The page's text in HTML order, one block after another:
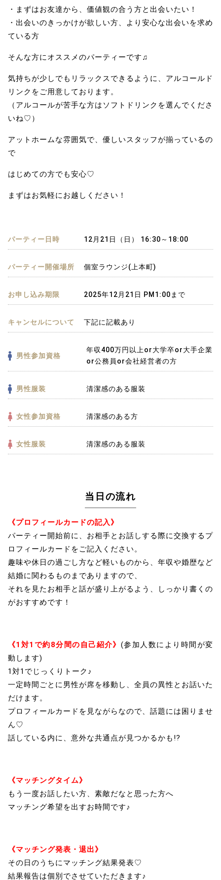
・まずはお友達から、価値観の合う方と出会いたい！
・出会いのきっかけが欲しい方、より安心な出会いを求め
ている方
そんな方にオススメのパーティーです♫
気持ちが少しでもリラックスできるように、アルコールド
リンクをご用意しております。
（アルコールが苦手な方はソフトドリンクを選んでくださ
いね♡）
アットホームな雰囲気で、優しいスタッフが揃っているの
で
はじめての方でも安心♡
まずはお気軽にお越しください！
パーティー日時 12月21日（日） 16:30～18:00
パーティー開催場所 個室ラウンジ(上本町)
お申し込み期限 2025年12月21日 PM1:00まで
キャンセルについて 下記に記載あり
男性参加資格
年収400万円以上or大学卒or大手企業
or公務員or会社経営者の方
男性服装 清潔感のある服装
女性参加資格 清潔感のある方
女性服装 清潔感のある服装
当日の流れ
《プロフィールカードの記入》
パーティー開始前に、お相手とお話しする際に交換するプ
ロフィールカードをご記入ください。
趣味や休日の過ごし方など軽いものから、年収や婚歴など
結婚に関わるものまでありますので、
それを見たお相手と話が盛り上がるよう、しっかり書くの
がおすすめです！
《1対1で約8分間の自己紹介》 (参加人数により時間が変
動します)
1対1でじっくりトーク♪
一定時間ごとに男性が席を移動し、全員の異性とお話いた
だけます。
プロフィールカードを見ながらなので、話題には困りませ
ん♡
話している内に、意外な共通点が見つかるかも!?
《マッチングタイム》
もう一度お話したい方、素敵だなと思った方へ
マッチング希望を出すお時間です♪
《マッチング発表・退出》
その日のうちにマッチング結果発表♡
結果報告は個別でさせていただきます♪